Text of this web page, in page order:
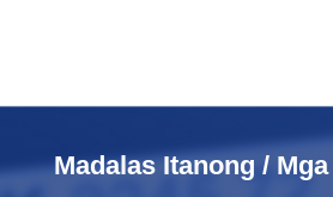
Madalas Itanong /